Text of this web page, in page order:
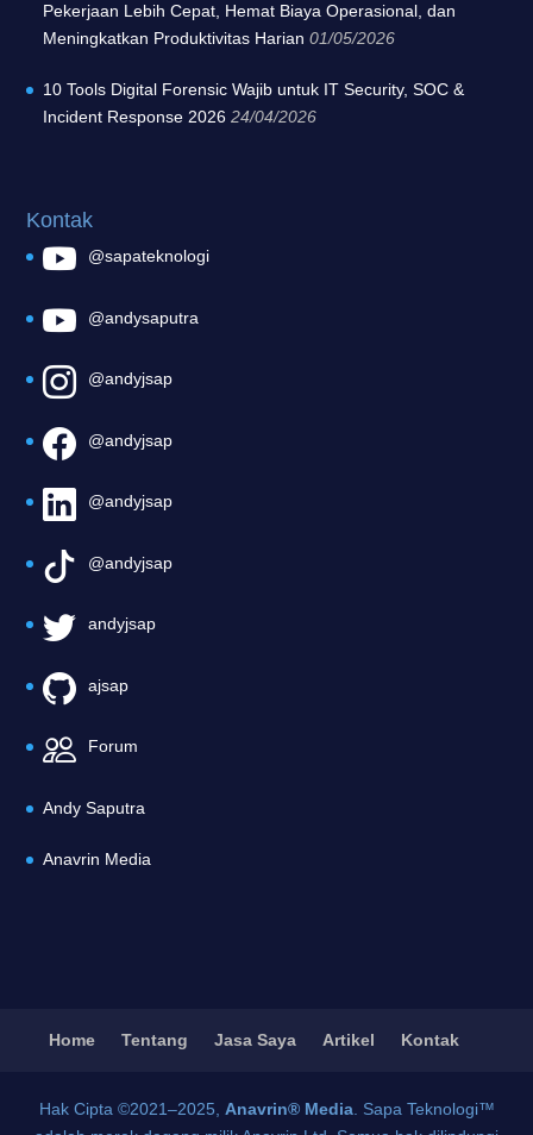
Pekerjaan Lebih Cepat, Hemat Biaya Operasional, dan
Meningkatkan Produktivitas Harian 01/05/2026
10 Tools Digital Forensic Wajib untuk IT Security, SOC &
Incident Response 2026 24/04/2026
Kontak
@sapateknologi
@andysaputra
@andyjsap
@andyjsap
@andyjsap
@andyjsap
andyjsap
ajsap
Forum
Andy Saputra
Anavrin Media
Home Tentang Jasa Saya Artikel Kontak
Hak Cipta ©2021–2025, Anavrin® Media. Sapa Teknologi™